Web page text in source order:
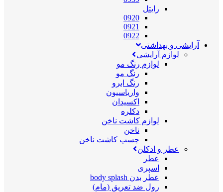
رایتل
0920
0921
0922
آرایشی و بهداشتی
لوازم آرایشی
لوازم رنگ مو
رنگ مو
رنگ ابرو
واریاسیون
اکسیدان
دکلره
لوازم کاشت ناخن
ناخن
چسب کاشت ناخن
عطر و ادکلن
عطر
اسپری
عطر بدن body splash
رول ضد تعریق (مام)